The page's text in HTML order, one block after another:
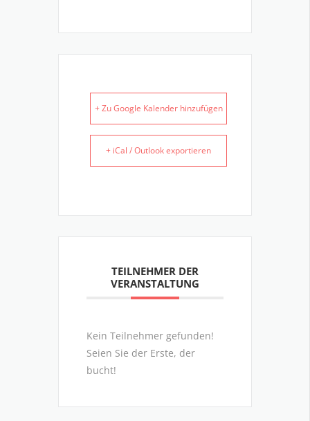
+ Zu Google Kalender hinzufügen
+ iCal / Outlook exportieren
TEILNEHMER DER
VERANSTALTUNG
Kein Teilnehmer gefunden!
Seien Sie der Erste, der
bucht!